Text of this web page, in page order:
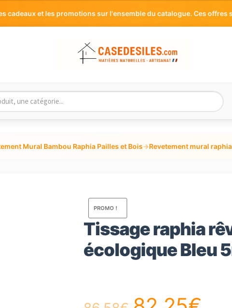
cadeaux et les promotions sur l'ensemble du catalogue. Ces
Mural Bambou Raphia Pailles et Bois→Revetement mural
PROMO !
Tissage raphia
écologique Bleu